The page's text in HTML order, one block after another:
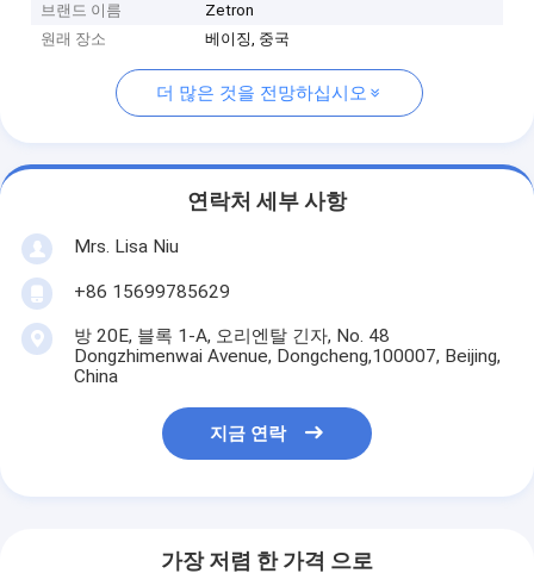
브랜드 이름
Zetron
원래 장소
베이징, 중국
더 많은 것을 전망하십시오
연락처 세부 사항
Mrs. Lisa Niu
+86 15699785629
방 20E, 블록 1-A, 오리엔탈 긴자, No. 48
Dongzhimenwai Avenue, Dongcheng,100007, Beijing,
China
지금 연락
가장 저렴 한 가격 으로